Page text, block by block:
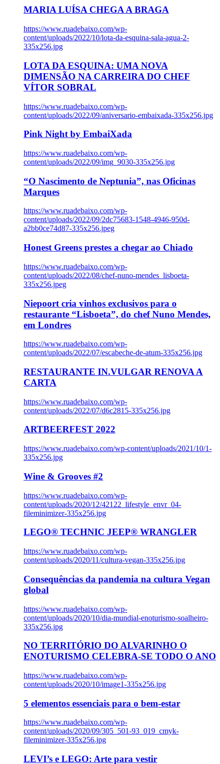
MARIA LUÍSA CHEGA A BRAGA
https://www.ruadebaixo.com/wp-
content/uploads/2022/10/lota-da-esquina-sala-agua-2-
335x256.jpg
LOTA DA ESQUINA: UMA NOVA
DIMENSÃO NA CARREIRA DO CHEF
VÍTOR SOBRAL
https://www.ruadebaixo.com/wp-
content/uploads/2022/09/aniversario-embaixada-335x256.jpg
Pink Night by EmbaiXada
https://www.ruadebaixo.com/wp-
content/uploads/2022/09/img_9030-335x256.jpg
“O Nascimento de Neptunia”, nas Oficinas
Marques
https://www.ruadebaixo.com/wp-
content/uploads/2022/09/2dc75683-1548-4946-950d-
a2bb0ce74d87-335x256.jpeg
Honest Greens prestes a chegar ao Chiado
https://www.ruadebaixo.com/wp-
content/uploads/2022/08/chef-nuno-mendes_lisboeta-
335x256.jpeg
Niepoort cria vinhos exclusivos para o
restaurante “Lisboeta”, do chef Nuno Mendes,
em Londres
https://www.ruadebaixo.com/wp-
content/uploads/2022/07/escabeche-de-atum-335x256.jpg
RESTAURANTE IN.VULGAR RENOVA A
CARTA
https://www.ruadebaixo.com/wp-
content/uploads/2022/07/d6c2815-335x256.jpg
ARTBEERFEST 2022
https://www.ruadebaixo.com/wp-content/uploads/2021/10/1-
335x256.jpg
Wine & Grooves #2
https://www.ruadebaixo.com/wp-
content/uploads/2020/12/42122_lifestyle_envr_04-
fileminimizer-335x256.jpg
LEGO® TECHNIC JEEP® WRANGLER
https://www.ruadebaixo.com/wp-
content/uploads/2020/11/cultura-vegan-335x256.jpg
Consequências da pandemia na cultura Vegan
global
https://www.ruadebaixo.com/wp-
content/uploads/2020/10/dia-mundial-enoturismo-soalheiro-
335x256.jpg
NO TERRITÓRIO DO ALVARINHO O
ENOTURISMO CELEBRA-SE TODO O ANO
https://www.ruadebaixo.com/wp-
content/uploads/2020/10/image1-335x256.jpg
5 elementos essenciais para o bem-estar
https://www.ruadebaixo.com/wp-
content/uploads/2020/09/305_501-93_019_cmyk-
fileminimizer-335x256.jpg
LEVI’s e LEGO: Arte para vestir